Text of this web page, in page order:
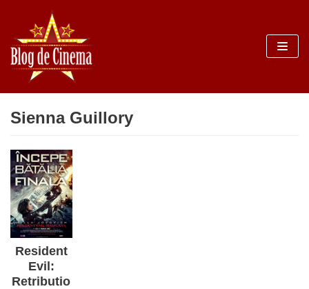
Sari
la
conținut
Sienna Guillory
Resident
Evil:
Retributio